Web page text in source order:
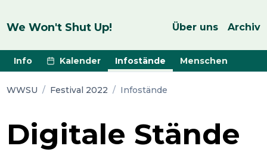
We Won't Shut Up! Über uns Archiv
Info Kalender Infostände Menschen
WWSU / Festival 2022 / Infostände
Digitale Stände